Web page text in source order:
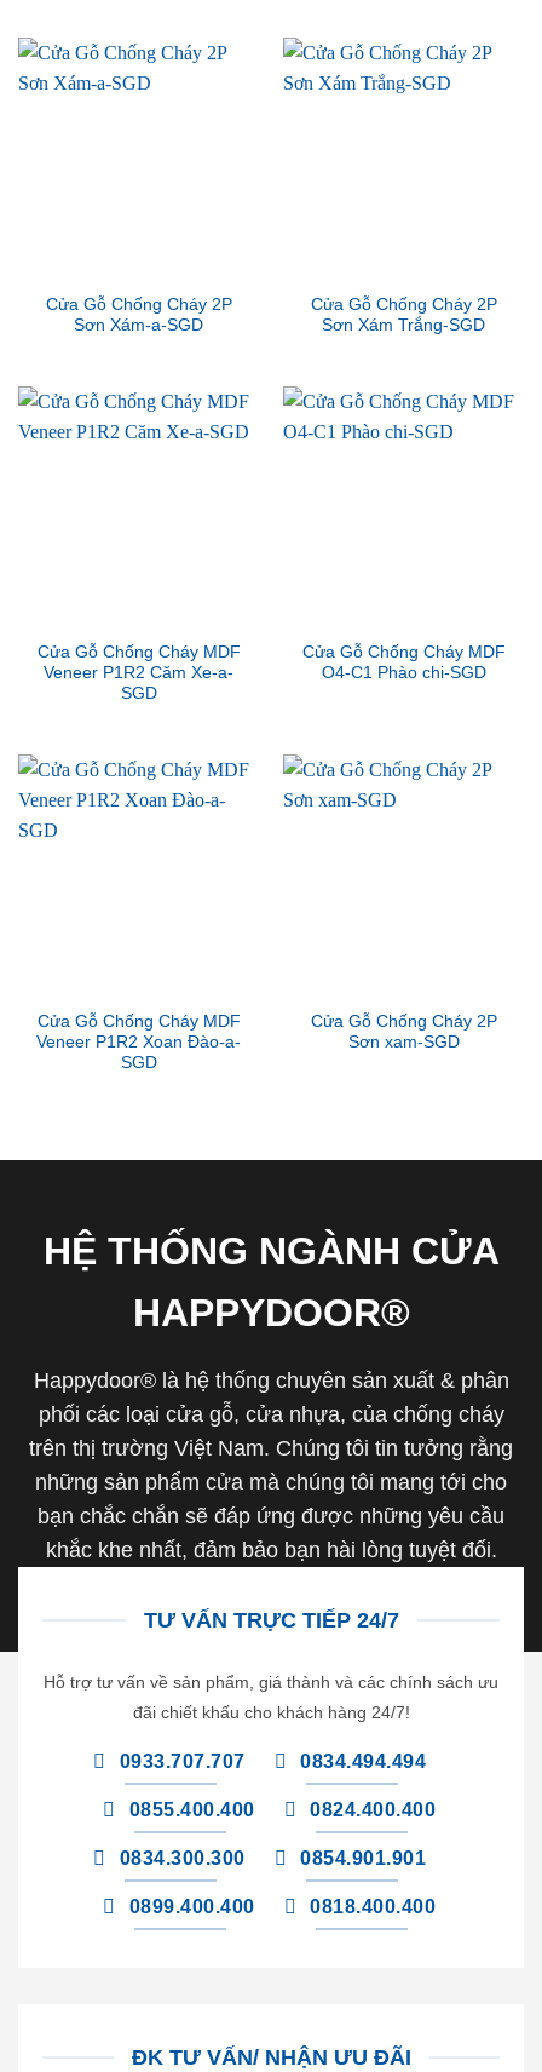
Cửa Gỗ Chống Cháy 2P
Sơn Xám-a-SGD
Cửa Gỗ Chống Cháy 2P
Sơn Xám Trắng-SGD
Cửa Gỗ Chống Cháy MDF
Veneer P1R2 Căm Xe-a-
SGD
Cửa Gỗ Chống Cháy MDF
O4-C1 Phào chi-SGD
Cửa Gỗ Chống Cháy MDF
Veneer P1R2 Xoan Đào-a-
SGD
Cửa Gỗ Chống Cháy 2P
Sơn xam-SGD
HỆ THỐNG NGÀNH CỬA
HAPPYDOOR®
Happydoor® là hệ thống chuyên sản xuất & phân
phối các loại cửa gỗ, cửa nhựa, của chống cháy
trên thị trường Việt Nam. Chúng tôi tin tưởng rằng
những sản phẩm cửa mà chúng tôi mang tới cho
bạn chắc chắn sẽ đáp ứng được những yêu cầu
khắc khe nhất, đảm bảo bạn hài lòng tuyệt đối.
TƯ VẤN TRỰC TIẾP 24/7
Hỗ trợ tư vấn về sản phẩm, giá thành và các chính sách ưu
đãi chiết khấu cho khách hàng 24/7!
0933.707.707 0834.494.494
0855.400.400 0824.400.400
0834.300.300 0854.901.901
0899.400.400 0818.400.400
ĐK TƯ VẤN/ NHẬN ƯU ĐÃI